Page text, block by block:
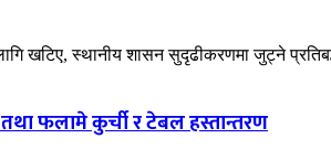
खटिए, स्थानीय शासन सुदृढीकरणमा जुट्ने
फलामे कुर्ची र टेबल हस्तान्तरण